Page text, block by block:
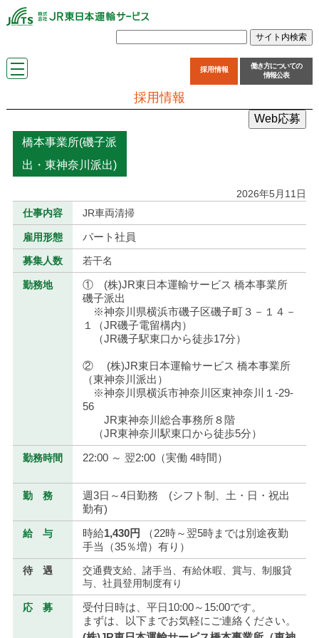
採用情報
働き方についての
情報公表
採用情報
Web応募
橋本事業所(磯子派
出・東神奈川派出)
2026年5月11日
仕事内容
JR車両清掃
雇用形態 パート社員
募集人数 若干名
勤務地
① (株)JR東日本運輸サービス 橋本事業所
磯子派出
※神奈川県横浜市磯子区磯子町３－１４－
１（JR磯子電留構内）
（JR磯子駅東口から徒歩17分）
② (株)JR東日本運輸サービス 橋本事業所
（東神奈川派出）
※神奈川県横浜市神奈川区東神奈川１-29-
56
JR東神奈川総合事務所８階
（JR東神奈川駅東口から徒歩5分）
勤務時間 22:00 ～ 翌2:00（実働 4時間）
勤 務
週3日～4日勤務 (シフト制、土・日・祝出
勤有)
給 与 時給1,430円 （22時～翌5時までは別途夜勤
手当（35％増）有り）
待 遇
交通費支給、諸手当、有給休暇、賞与、制服貸
与、社員登用制度有り
応 募
受付日時は、平日10:00～15:00です。
まずは、以下までお気軽にご連絡ください。